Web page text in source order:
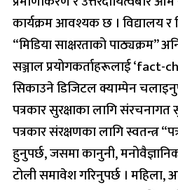
कार्यक्रम आवश्यक छ । विद्यालय र
“मिडिया साक्षरताको पाठ्यक्रम”
सञ्जाल प्रयोगकर्ताहरूलाई ‘fact-
सिकाउने डिजिटल क्याम्पेन
पत्रकार सुरक्षाका लागि संरचनागत
पत्रकार संरक्षणका लागि स्वतन्त्र
हुनुपर्छ, जसमा कानुनी,
टोली समावेश गरिनुपर्छ ।